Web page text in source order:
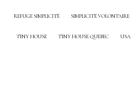
REFUGE SIMPLICITÉ SIMPLICITÉ VOLONTAIRE
TINY HOUSE TINY HOUSE QUEBEC USA